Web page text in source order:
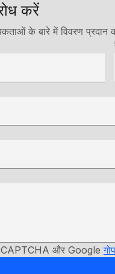
करें
के बारे में विवरण प्रदान
और Google